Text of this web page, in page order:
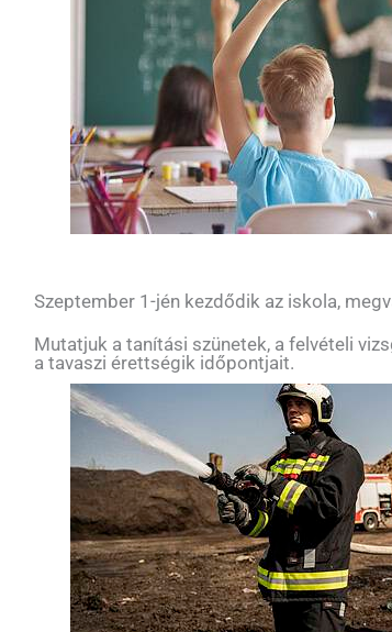
Szeptember 1-jén kezdődik az iskola,
Mutatjuk a tanítási szünetek, a felvételi
a tavaszi érettségik időpontjait.